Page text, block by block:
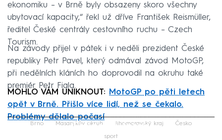
ekonomiku – v Brně byly obsazeny skoro všechny
ubytovací kapacity,“ řekl už dříve František Reismüller,
ředitel České centrály cestovního ruchu – Czech
Tourism.
Na závody přijel v pátek i v neděli prezident České
republiky Petr Pavel, který odmával závod MotoGP,
při nedělních kláních ho doprovodil na okruhu také
premiér Petr Fiala.
MOHLO VÁM UNIKNOUT:
MotoGP po pěti letech
opět v Brně. Přišlo více lidí, než se čekalo.
Problémy dělalo počasí
Failed to fetch
Brno Masarykův okruh Jihomoravský kraj Česko
sport